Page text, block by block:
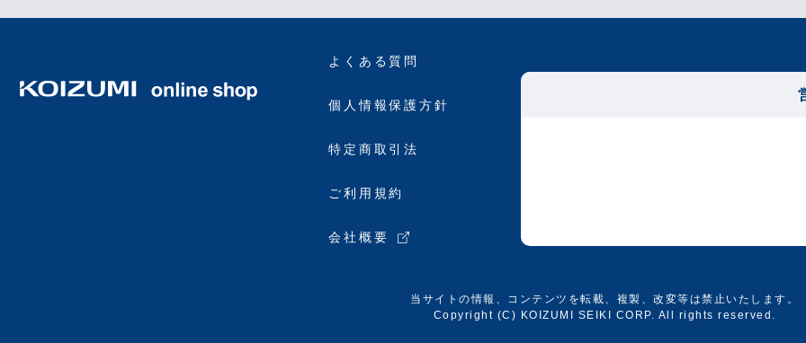
よくある質問
個人情報保護方針
特定商取引法
ご利用規約
会社概要
当サイトの情報、コンテンツを転載、複製、改変等は禁止いたします。
Copyright (C) KOIZUMI SEIKI CORP. All rights reserved.